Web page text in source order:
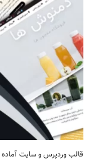
قالب وردپرس و سایت